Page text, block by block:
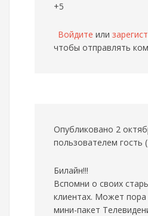
+5
Войдите или
чтобы отправлять
Опубликовано 2
пользователем гость
Билайн!!!
Вспомни о своих
клиентах. Может пора
мини-пакет